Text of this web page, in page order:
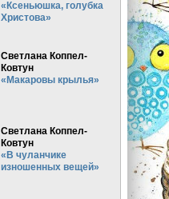
«Ксеньюшка, голубка
Христова»
Светлана Коппел-
Ковтун
«Макаровы крылья»
Светлана Коппел-
Ковтун
«В чуланчике
изношенных вещей»